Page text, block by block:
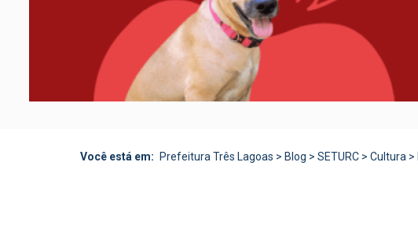
Você está em: Prefeitura Três Lagoas > Blog > SETURC > Cultura >